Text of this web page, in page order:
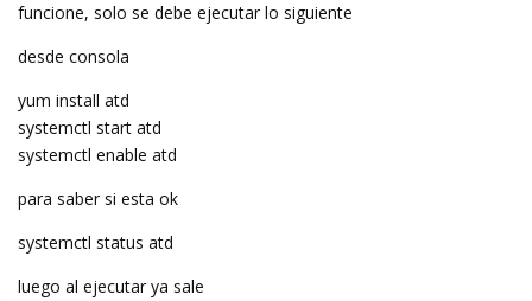
funcione, solo se debe ejecutar lo siguiente
desde consola
yum install atd
systemctl start atd
systemctl enable atd
para saber si esta ok
systemctl status atd
luego al ejecutar ya sale